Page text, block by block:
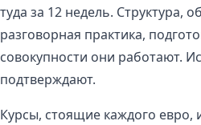
туда за 12 недель. Структура,
разговорная практика,
совокупности они работают.
подтверждают.
Курсы, стоящие каждого